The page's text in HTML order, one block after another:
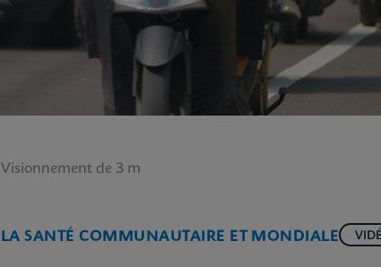
Visionnement de 3 m
LA SANTÉ COMMUNAUTAIRE ET MONDIALE